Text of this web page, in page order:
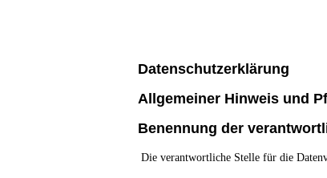
Datenschutzerklärung
Allgemeiner Hinweis und
Benennung der
Die verantwortliche Stelle für die